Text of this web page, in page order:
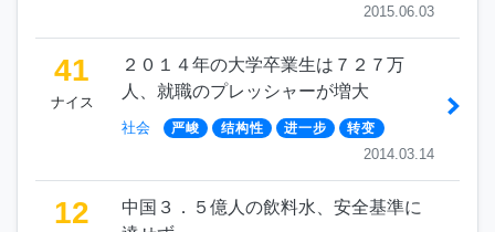
2015.06.03
41
ナイス
２０１４年の大学卒業生は７２７万
人、就職のプレッシャーが増大
社会 严峻 结构性 进一步 转变
2014.03.14
12
中国３．５億人の飲料水、安全基準に